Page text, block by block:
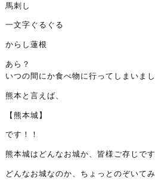
馬刺し
一文字ぐるぐる
からし蓮根
あら？
いつの間にか食べ物に行ってしまいま
熊本と言えば、
【熊本城】
です！！
熊本城はどんなお城か、皆様ご存じで
どんなお城なのか、ちょっとのぞいて